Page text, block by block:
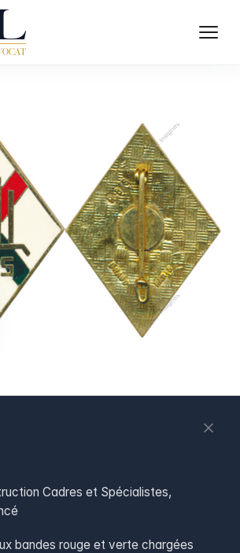
Cadres et Spécialistes,
bandes rouge et verte chargées